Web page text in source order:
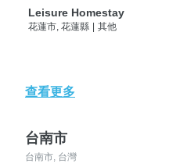
Leisure Homestay
花蓮市, 花蓮縣 其他
查看更多
台南市
台南市, 台灣